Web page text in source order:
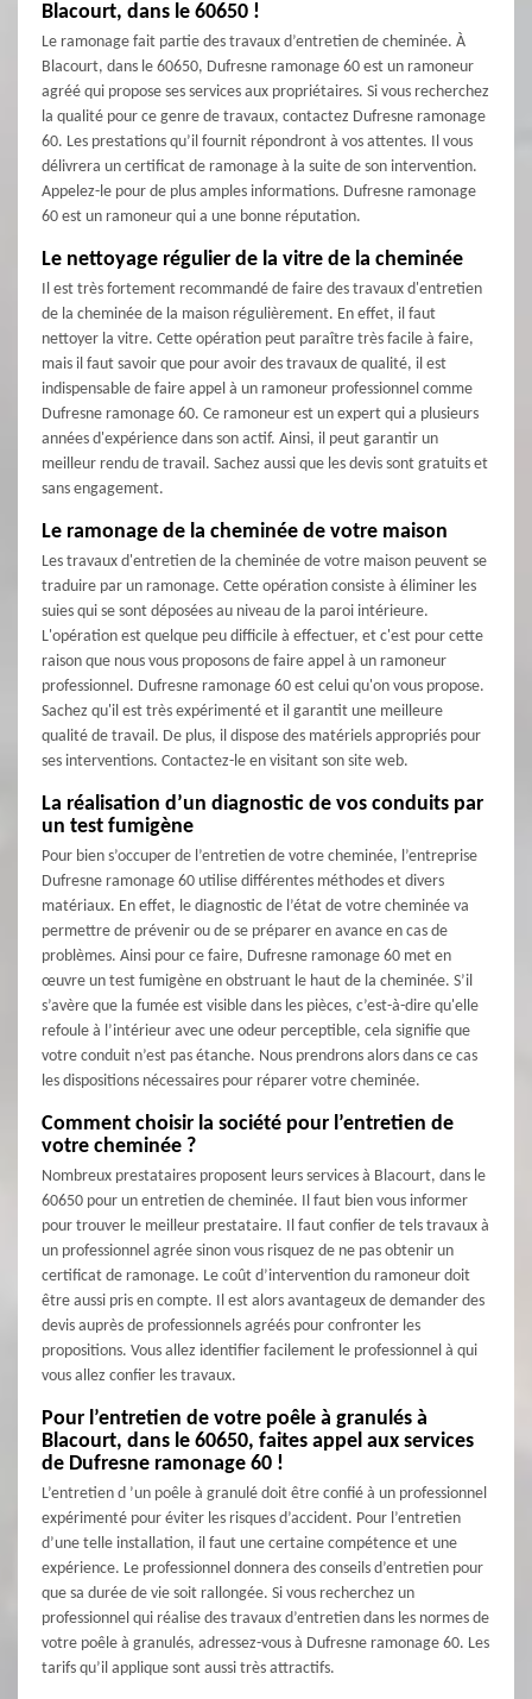
Blacourt, dans le 60650 !
Le ramonage fait partie des travaux d’entretien de cheminée. À
Blacourt, dans le 60650, Dufresne ramonage 60 est un ramoneur
agréé qui propose ses services aux propriétaires. Si vous recherchez
la qualité pour ce genre de travaux, contactez Dufresne ramonage
60. Les prestations qu’il fournit répondront à vos attentes. Il vous
délivrera un certificat de ramonage à la suite de son intervention.
Appelez-le pour de plus amples informations. Dufresne ramonage
60 est un ramoneur qui a une bonne réputation.
Le nettoyage régulier de la vitre de la cheminée
Il est très fortement recommandé de faire des travaux d'entretien
de la cheminée de la maison régulièrement. En effet, il faut
nettoyer la vitre. Cette opération peut paraître très facile à faire,
mais il faut savoir que pour avoir des travaux de qualité, il est
indispensable de faire appel à un ramoneur professionnel comme
Dufresne ramonage 60. Ce ramoneur est un expert qui a plusieurs
années d'expérience dans son actif. Ainsi, il peut garantir un
meilleur rendu de travail. Sachez aussi que les devis sont gratuits et
sans engagement.
Le ramonage de la cheminée de votre maison
Les travaux d'entretien de la cheminée de votre maison peuvent se
traduire par un ramonage. Cette opération consiste à éliminer les
suies qui se sont déposées au niveau de la paroi intérieure.
L'opération est quelque peu difficile à effectuer, et c'est pour cette
raison que nous vous proposons de faire appel à un ramoneur
professionnel. Dufresne ramonage 60 est celui qu'on vous propose.
Sachez qu'il est très expérimenté et il garantit une meilleure
qualité de travail. De plus, il dispose des matériels appropriés pour
ses interventions. Contactez-le en visitant son site web.
La réalisation d’un diagnostic de vos conduits par
un test fumigène
Pour bien s’occuper de l’entretien de votre cheminée, l’entreprise
Dufresne ramonage 60 utilise différentes méthodes et divers
matériaux. En effet, le diagnostic de l’état de votre cheminée va
permettre de prévenir ou de se préparer en avance en cas de
problèmes. Ainsi pour ce faire, Dufresne ramonage 60 met en
œuvre un test fumigène en obstruant le haut de la cheminée. S’il
s’avère que la fumée est visible dans les pièces, c’est-à-dire qu'elle
refoule à l’intérieur avec une odeur perceptible, cela signifie que
votre conduit n’est pas étanche. Nous prendrons alors dans ce cas
les dispositions nécessaires pour réparer votre cheminée.
Comment choisir la société pour l’entretien de
votre cheminée ?
Nombreux prestataires proposent leurs services à Blacourt, dans le
60650 pour un entretien de cheminée. Il faut bien vous informer
pour trouver le meilleur prestataire. Il faut confier de tels travaux à
un professionnel agrée sinon vous risquez de ne pas obtenir un
certificat de ramonage. Le coût d’intervention du ramoneur doit
être aussi pris en compte. Il est alors avantageux de demander des
devis auprès de professionnels agréés pour confronter les
propositions. Vous allez identifier facilement le professionnel à qui
vous allez confier les travaux.
Pour l’entretien de votre poêle à granulés à
Blacourt, dans le 60650, faites appel aux services
de Dufresne ramonage 60 !
L’entretien d ’un poêle à granulé doit être confié à un professionnel
expérimenté pour éviter les risques d’accident. Pour l’entretien
d’une telle installation, il faut une certaine compétence et une
expérience. Le professionnel donnera des conseils d’entretien pour
que sa durée de vie soit rallongée. Si vous recherchez un
professionnel qui réalise des travaux d’entretien dans les normes de
votre poêle à granulés, adressez-vous à Dufresne ramonage 60. Les
tarifs qu’il applique sont aussi très attractifs.